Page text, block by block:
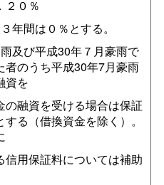
２０％
年間は０％とする。
及び平成30年７月豪雨で
者のうち平成30年7月豪雨
資を
融資を受ける場合は保証
る（借換資金を除く）。
用保証料については補助